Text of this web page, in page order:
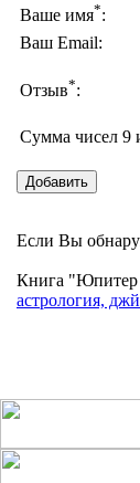
Ваше имя*:
Ваш Email:
Отзыв*:
Сумма чисел 9
Если Вы
Книга "Юпитер
астрология,